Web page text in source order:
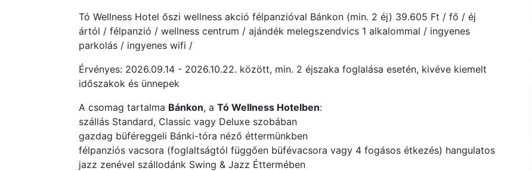
Tó Wellness Hotel őszi wellness akció félpanzióval Bánkon (min. 2 éj) 39.605 Ft / fő / éj
ártól / félpanzió / wellness centrum / ajándék melegszendvics 1 alkalommal / ingyenes
parkolás / ingyenes wifi /
Érvényes: 2026.09.14 - 2026.10.22. között, min. 2 éjszaka foglalása esetén, kivéve kiemelt
időszakok és ünnepek
A csomag tartalma Bánkon, a Tó Wellness Hotelben:
szállás Standard, Classic vagy Deluxe szobában
gazdag büféreggeli Bánki-tóra néző éttermünkben
félpanziós vacsora (foglaltságtól függően büfévacsora vagy 4 fogásos étkezés) hangulatos
jazz zenével szállodánk Swing & Jazz Éttermében